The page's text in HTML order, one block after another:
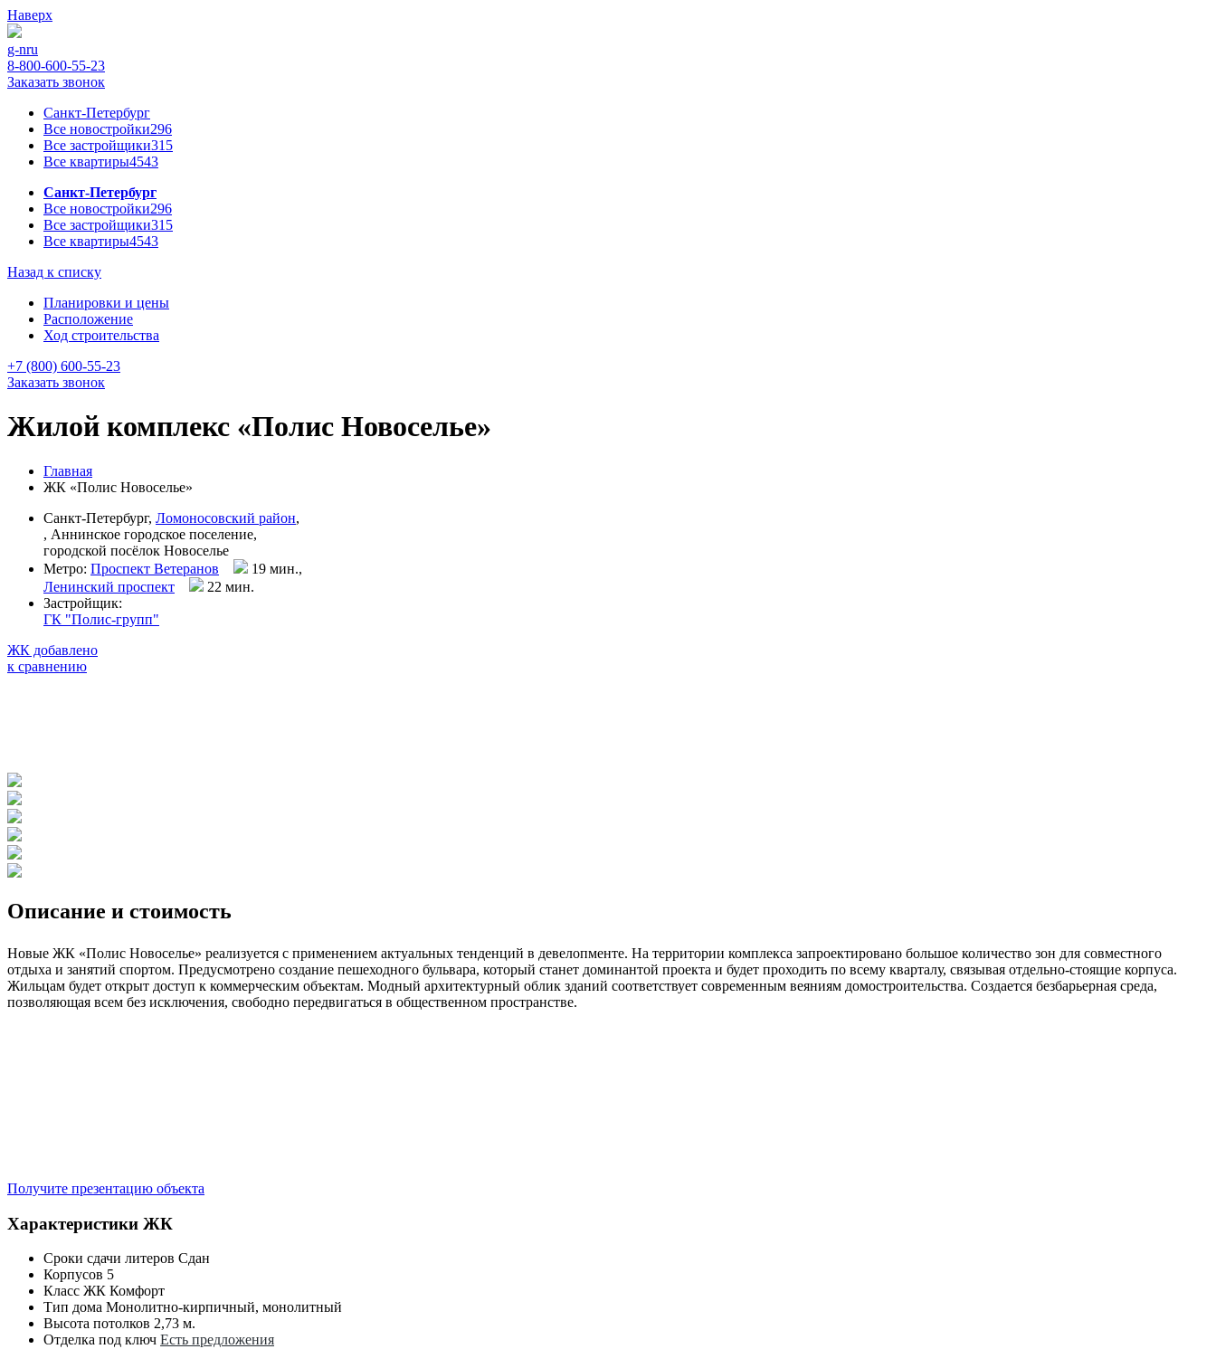
Наверх
g-nru
8-800-600-55-23
Заказать звонок
Санкт-Петербург
Все новостройки296
Все застройщики315
Все квартиры4543
Санкт-Петербург
Все новостройки296
Все застройщики315
Все квартиры4543
Назад к списку
Планировки и цены
Расположение
Ход строительства
+7 (800) 600-55-23
Заказать звонок
Жилой комплекс «Полис Новоселье»
Главная
ЖК «Полис Новоселье»
Санкт-Петербург, Ломоносовский район,
, Аннинское городское поселение,
городской посёлок Новоселье
Метро: Проспект Ветеранов
19 мин.,
Ленинский проспект
22 мин.
Застройщик:
ГК "Полис-групп"
ЖК добавлено
к сравнению
Описание и стоимость
Новые ЖК «Полис Новоселье» реализуется с применением актуальных тенденций в девелопменте. На территории комплекса запроектировано большое количество зон для совместного
отдыха и занятий спортом. Предусмотрено создание пешеходного бульвара, который станет доминантой проекта и будет проходить по всему кварталу, связывая отдельно-стоящие корпуса.
Жильцам будет открыт доступ к коммерческим объектам. Модный архитектурный облик зданий соответствует современным веяниям домостроительства. Создается безбарьерная среда,
позволяющая всем без исключения, свободно передвигаться в общественном пространстве.
Получите презентацию объекта
Характеристики ЖК
Сроки сдачи литеров Сдан
Корпусов 5
Класс ЖК Комфорт
Тип дома Монолитно-кирпичный, монолитный
Высота потолков 2,73 м.
Отделка под ключ Есть предложения